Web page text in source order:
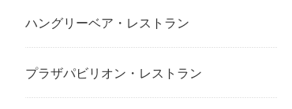
ハングリーベア・レストラン
プラザパビリオン・レストラン